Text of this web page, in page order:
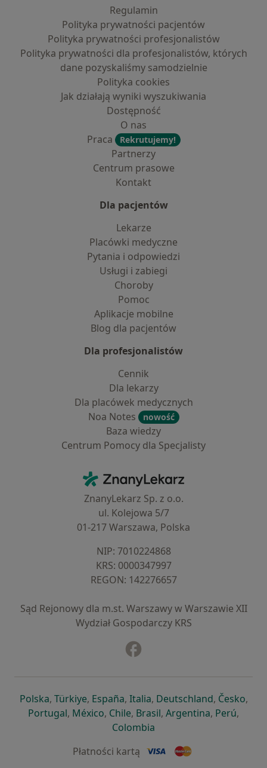
Regulamin
Polityka prywatności pacjentów
Polityka prywatności profesjonalistów
Polityka prywatności dla profesjonalistów, których
dane pozyskaliśmy samodzielnie
Polityka cookies
Jak działają wyniki wyszukiwania
Dostępność
O nas
Praca
Rekrutujemy!
Partnerzy
Centrum prasowe
Kontakt
Dla pacjentów
Lekarze
Placówki medyczne
Pytania i odpowiedzi
Usługi i zabiegi
Choroby
Pomoc
Aplikacje mobilne
Blog dla pacjentów
Dla profesjonalistów
Cennik
Dla lekarzy
Dla placówek medycznych
Noa Notes
nowość
Baza wiedzy
Centrum Pomocy dla Specjalisty
ZnanyLekarz - Strona główna
ZnanyLekarz Sp. z o.o.
ul. Kolejowa 5/7
01-217 Warszawa, Polska
NIP: ⁠7010224868
KRS: ⁠0000347997
REGON: ⁠142276657
Sąd Rejonowy dla m.st. Warszawy w Warszawie XII
Wydział Gospodarczy KRS
Polskaotwiera się w nowej karcie
, Türkiyeotwiera się w nowej karcie
, Españaotwiera się w nowej karcie
, Italiaotwiera się w nowej
, Deutschlandotwiera się
, Česko,
Portugalotwiera się w nowej karcie
, Méxicootwiera się w nowej karcie
, Chileotwiera się w nowej karcie
, Brasilotwiera się w nowej
, Argentinaotwiera się
, Perú,
Colombia
Płatności kartą